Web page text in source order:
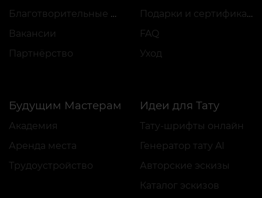
Благотворительные проекты
Вакансии
Партнёрство
Подарки и сертификаты
FAQ
Уход
Будущим Мастерам
Академия
Аренда места
Трудоустройство
Идеи для Тату
Тату-шрифты онлайн
Генератор тату AI
Авторские эскизы
Каталог эскизов